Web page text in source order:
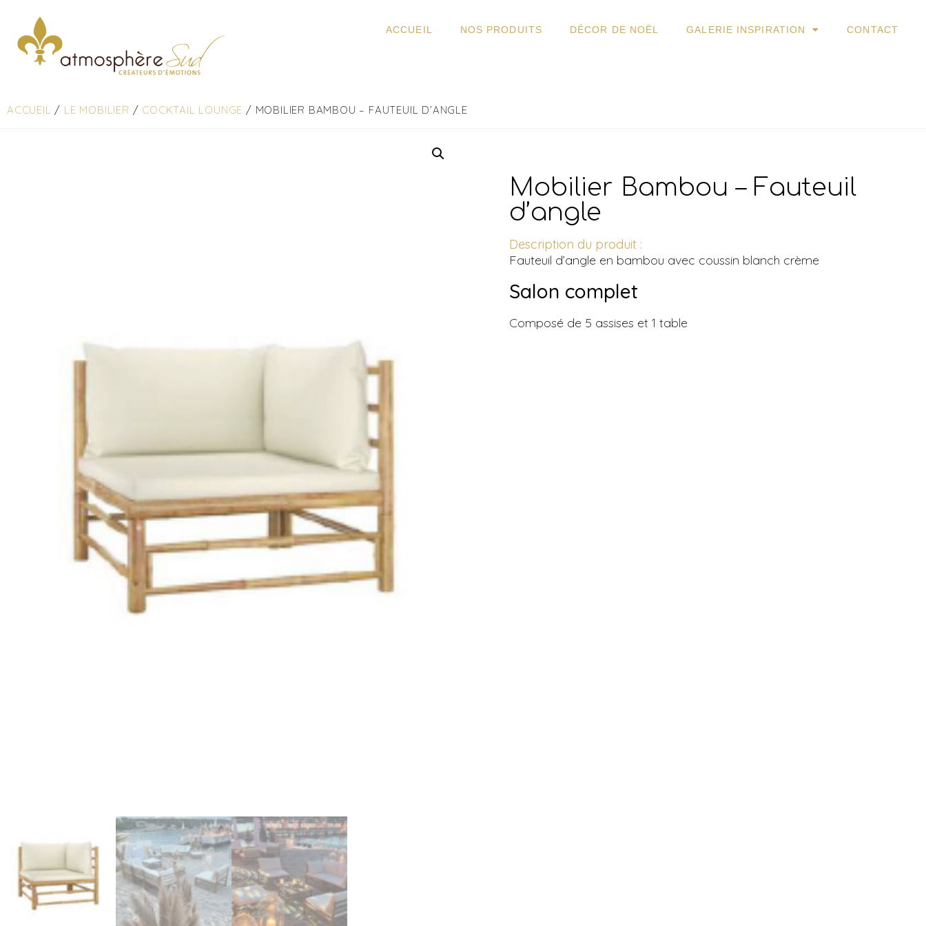
ACCUEIL NOS PRODUITS DÉCOR DE NOËL GALERIE INSPIRATION CONTACT
ACCUEIL / LE MOBILIER / COCKTAIL LOUNGE / MOBILIER BAMBOU – FAUTEUIL D’ANGLE
Mobilier Bambou – Fauteuil
d’angle
Description du produit :
Fauteuil d’angle en bambou avec coussin blanch crème
Salon complet
Composé de 5 assises et 1 table